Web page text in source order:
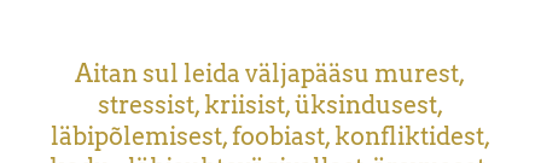
Aitan sul leida väljapääsu murest,
stressist, kriisist, üksindusest,
läbipõlemisest, foobiast, konfliktidest,